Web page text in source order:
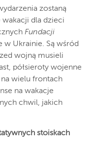
zostaną
dla dzieci
Fundacji
w Ukrainie. Są wśród
wojną musieli
półsieroty wojenne
wielu frontach
na wakacje
chwil, jakich
stoiskach